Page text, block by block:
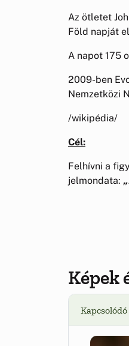
Az ötletet
Föld napját
A napot 175
2009-ben
Nemzetközi
/wikipédia/
Cél:
Felhívni a
jelmondata:
Képek